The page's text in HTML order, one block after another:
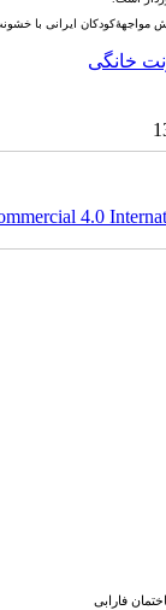
مواجهۀ‌کودکان ایرانی با
خانگی
4.0
فارابی